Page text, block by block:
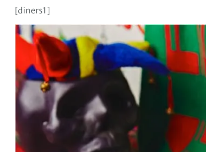
[diners1]